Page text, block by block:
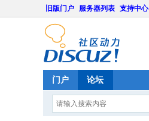
旧版门户 服务器列表 支持中心
门户 论坛